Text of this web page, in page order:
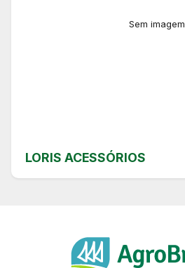
Sem imagem
LORIS ACESSÓRIOS